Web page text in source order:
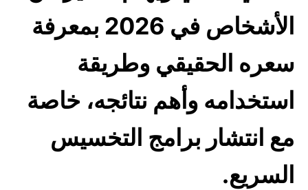
الأشخاص في 2026 بمعرفة
سعره الحقيقي وطريقة
استخدامه وأهم نتائجه، خاصة
مع انتشار برامج التخسيس
السريع.